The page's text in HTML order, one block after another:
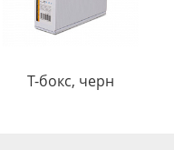
Т-бокс, черн